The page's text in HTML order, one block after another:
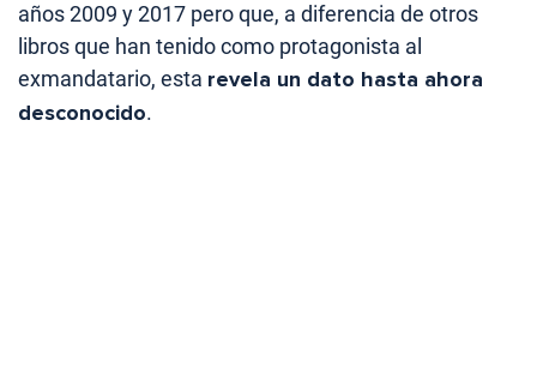
años 2009 y 2017 pero que, a diferencia de otros
libros que han tenido como protagonista al
exmandatario, esta revela un dato hasta ahora
desconocido.